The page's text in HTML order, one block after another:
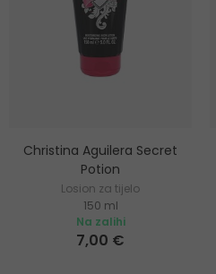
Christina Aguilera Secret
Potion
Losion za tijelo
150 ml
Na zalihi
7,00 €